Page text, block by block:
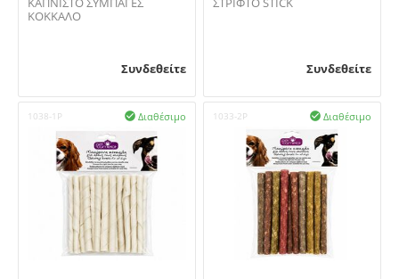
ΚΟΚΚΑΛΟ
Συνδεθείτε Συνδεθείτε
1038-1P Διαθέσιμο
 1033-2P Διαθέσιμο
